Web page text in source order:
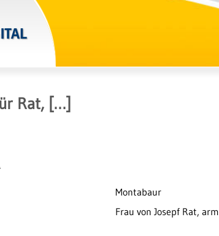
Rat, […]
Montabaur
Frau von Josepf Rat, arm